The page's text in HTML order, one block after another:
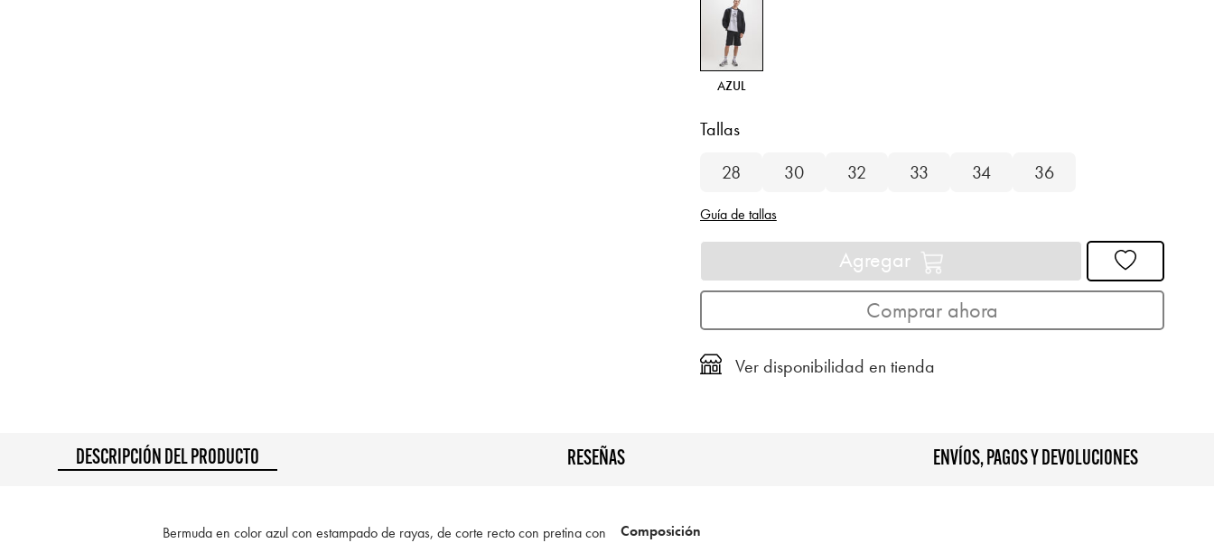
AZUL
Tallas
28
30 32 33 34 36
Guía de tallas
Agregar
Comprar ahora
Ver disponibilidad en tienda
DESCRIPCIÓN DEL PRODUCTO RESEÑAS ENVÍOS, PAGOS Y DEVOLUCIONES
Bermuda en color azul con estampado de rayas, de corte recto con pretina con
Composición